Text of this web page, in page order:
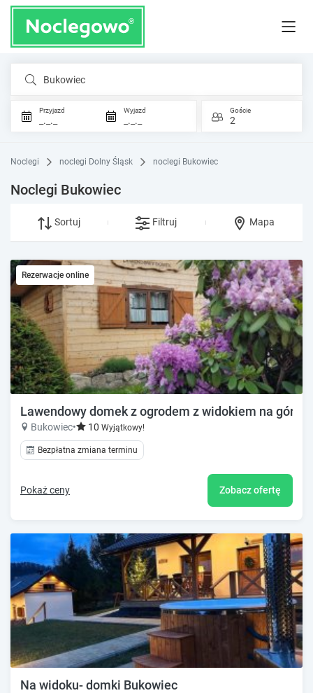
Bukowiec
Przyjazd
_._._
Wyjazd
_._._
Goście
2
Noclegi noclegi Dolny Śląsk noclegi Bukowiec
Noclegi Bukowiec
Sortuj Filtruj Mapa
Rezerwacje online
Lawendowy domek z ogrodem z widokiem na góry,
Bukowiec• 10 Wyjątkowy!
Bezpłatna zmiana terminu
Pokaż ceny Zobacz ofertę
Na widoku- domki Bukowiec